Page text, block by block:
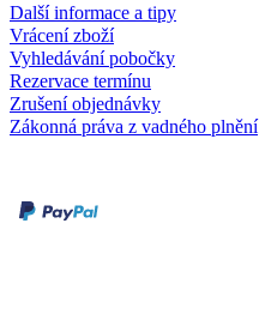
Další informace a tipy
Vrácení zboží
Vyhledávání pobočky
Rezervace termínu
Zrušení objednávky
Zákonná práva z vadného plnění